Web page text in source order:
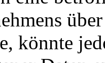
könnte